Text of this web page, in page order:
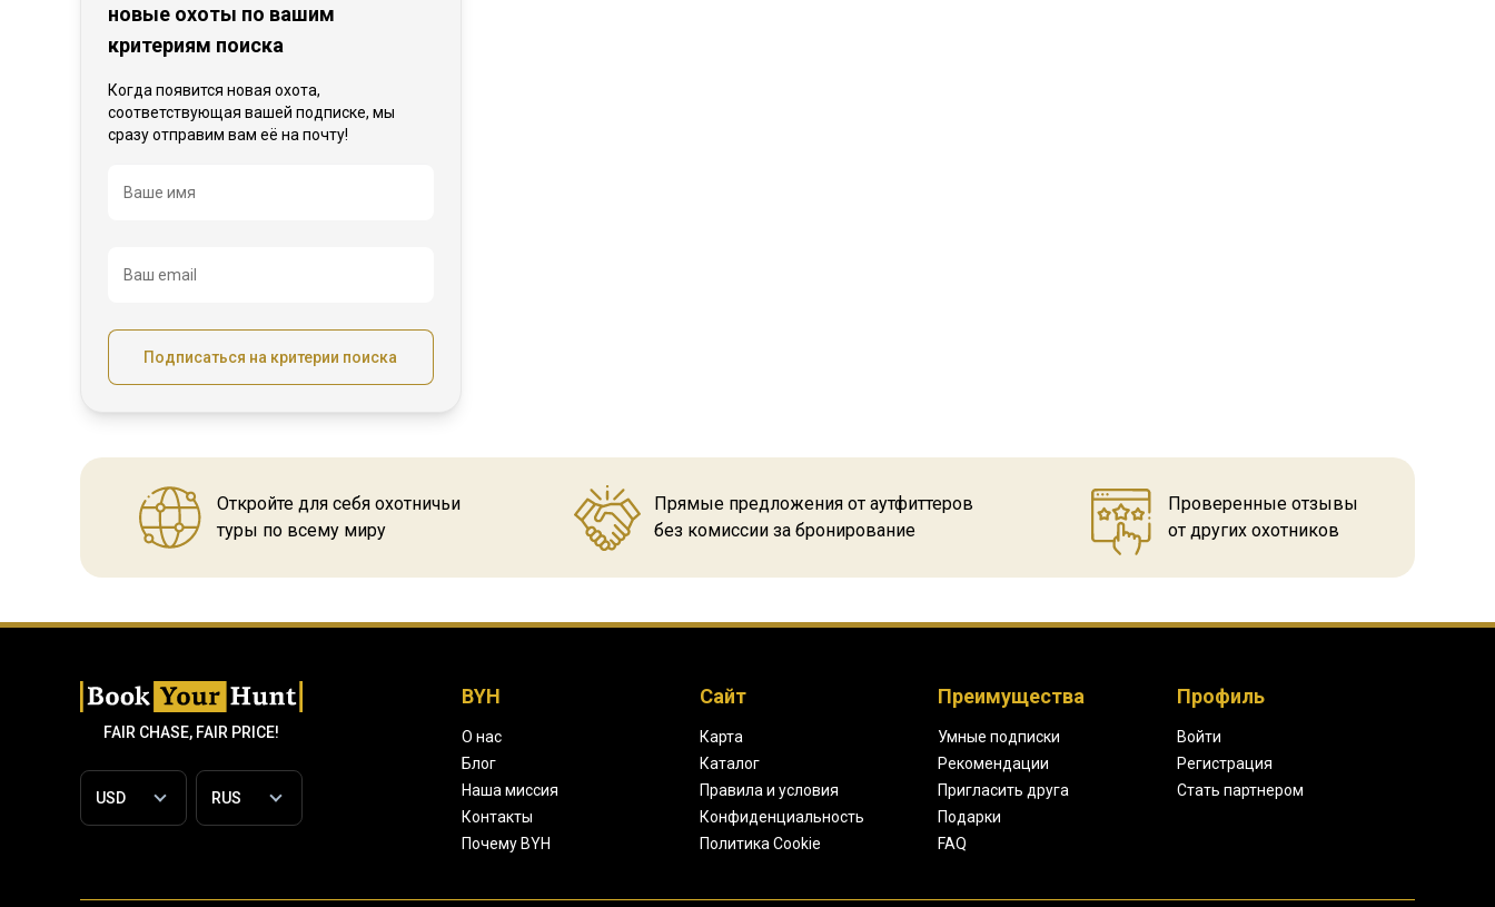
новые охоты по вашим
критериям поиска
Когда появится новая охота,
соответствующая вашей подписке, мы
сразу отправим вам её на почту!
Название
Ваше имя
Ваш email
Подписаться на критерии поиска
Откройте для себя охотничьи
туры по всему миру
Прямые предложения от аутфиттеров
без комиссии за бронирование
Проверенные отзывы
от других охотников
FAIR CHASE, FAIR PRICE!
BYH
О нас
Блог
Наша миссия
Контакты
Почему BYH
Сайт
Карта
Каталог
Правила и условия
Конфиденциальность
Политика Cookie
Преимущества
Умные подписки
Рекомендации
Пригласить друга
Подарки
FAQ
Профиль
Войти
Регистрация
Стать партнером